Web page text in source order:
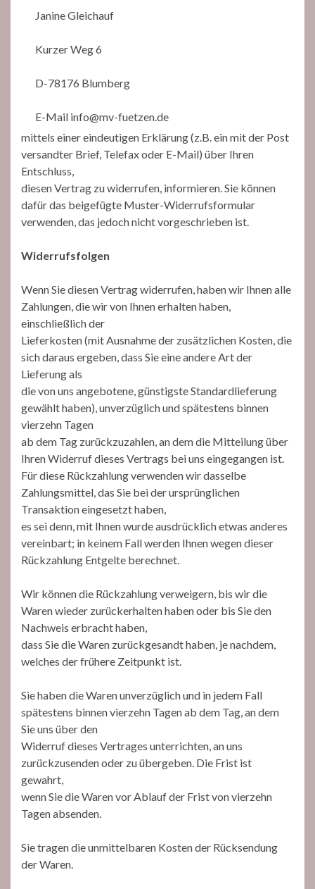
Janine Gleichauf
Kurzer Weg 6
D-78176 Blumberg
E-Mail info@mv-fuetzen.de
mittels einer eindeutigen Erklärung (z.B. ein mit der Post
versandter Brief, Telefax oder E-Mail) über Ihren
Entschluss,
diesen Vertrag zu widerrufen, informieren. Sie können
dafür das beigefügte Muster-Widerrufsformular
verwenden, das jedoch nicht vorgeschrieben ist.
Widerrufsfolgen
Wenn Sie diesen Vertrag widerrufen, haben wir Ihnen alle
Zahlungen, die wir von Ihnen erhalten haben,
einschließlich der
Lieferkosten (mit Ausnahme der zusätzlichen Kosten, die
sich daraus ergeben, dass Sie eine andere Art der
Lieferung als
die von uns angebotene, günstigste Standardlieferung
gewählt haben), unverzüglich und spätestens binnen
vierzehn Tagen
ab dem Tag zurückzuzahlen, an dem die Mitteilung über
Ihren Widerruf dieses Vertrags bei uns eingegangen ist.
Für diese Rückzahlung verwenden wir dasselbe
Zahlungsmittel, das Sie bei der ursprünglichen
Transaktion eingesetzt haben,
es sei denn, mit Ihnen wurde ausdrücklich etwas anderes
vereinbart; in keinem Fall werden Ihnen wegen dieser
Rückzahlung Entgelte berechnet.
Wir können die Rückzahlung verweigern, bis wir die
Waren wieder zurückerhalten haben oder bis Sie den
Nachweis erbracht haben,
dass Sie die Waren zurückgesandt haben, je nachdem,
welches der frühere Zeitpunkt ist.
Sie haben die Waren unverzüglich und in jedem Fall
spätestens binnen vierzehn Tagen ab dem Tag, an dem
Sie uns über den
Widerruf dieses Vertrages unterrichten, an uns
zurückzusenden oder zu übergeben. Die Frist ist
gewahrt,
wenn Sie die Waren vor Ablauf der Frist von vierzehn
Tagen absenden.
Sie tragen die unmittelbaren Kosten der Rücksendung
der Waren.